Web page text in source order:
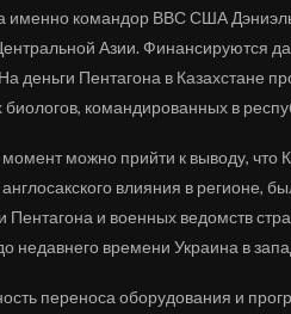
а именно командор ВВС США
Азии. Финансируются
деньги Пентагона в Казахстане
командированных в
можно прийти к выводу, что
влияния в регионе,
Пентагона и военных ведомств
недавнего времени Украина в
переноса оборудования и